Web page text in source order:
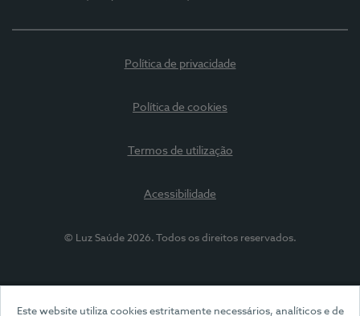
Este website utiliza cookies estritamente necessários, analíticos e de
Política de privacidade
Política de cookies
Termos de utilização
Acessibilidade
© Luz Saúde 2026. Todos os direitos reservados.